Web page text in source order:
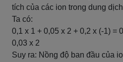
tích của các ion trong dung
Ta có:
0,1 x 1 + 0,05 x 2 + 0,2 x (-1) =
0,03 x 2
Suy ra: Nồng độ ban đầu của